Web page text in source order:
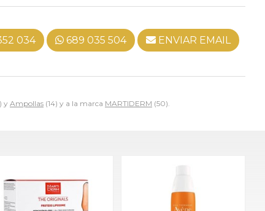
y Ampollas (14) y a la marca MARTIDERM (50).
034 689 035 504 ENVIAR EMAIL